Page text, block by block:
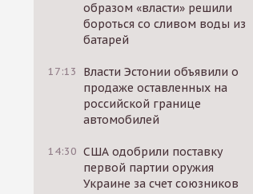
образом «власти» решили
бороться со сливом воды из
батарей
17:13
Власти Эстонии объявили о
продаже оставленных на
российской границе
автомобилей
14:30 США одобрили поставку
первой партии оружия
Украине за счет союзников